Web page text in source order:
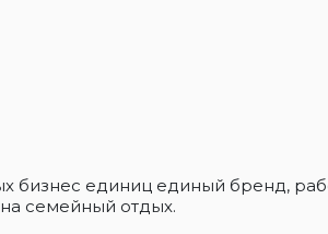
бизнес единиц единый бренд,
семейный отдых.